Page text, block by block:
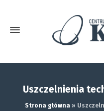
Uszczelnienia
Strona główna»